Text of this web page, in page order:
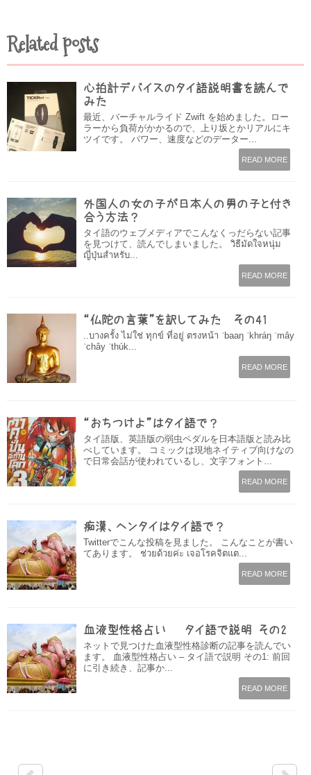
Related posts
心拍計デバイスのタイ語説明書を読んで
みた
最近、バーチャルライド Zwift を始めました。ロー
ラーから負荷がかかるので、上り坂とかリアルにキ
ツイです。 パワー、速度などのデーター...
READ MORE
外国人の女の子が日本人の男の子と付き
合う方法？
タイ語のウェブメディアでこんなくっだらない記事
を見つけて、読んでしまいました。 วิธีมัดใจหนุ่ม
ญี่ปุ่นสำหรับ...
READ MORE
“仏陀の言葉”を訳してみた その41
..บางครั้ง ไม่ใช่ ทุกข์ ที่อยู่ ตรงหน้า ˈbaaŋ ˈkhráŋ ˈmây
ˈchây ˈthúk...
READ MORE
“おちつけよ”はタイ語で？
タイ語版、英語版の弱虫ペダルを日本語版と読み比
べしています。 コミックは現地ネイティブ向けなの
で日常会話が使われているし、文字フォント...
READ MORE
痴漢、ヘンタイはタイ語で？
Twitterでこんな投稿を見ました。 こんなことが書い
てあります。 ช่วยด้วยค่ะ เจอโรคจิตแต...
READ MORE
血液型性格占い – タイ語で説明 その2
ネットで見つけた血液型性格診断の記事を読んでい
ます。 血液型性格占い – タイ語で説明 その1: 前回
に引き続き、記事か...
READ MORE